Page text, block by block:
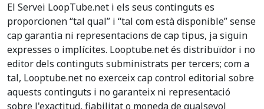
El Servei LoopTube.net i els seus continguts es
proporcionen “tal qual” i “tal com està disponible” sense
cap garantia ni representacions de cap tipus, ja siguin
expresses o implícites. Looptube.net és distribuïdor i no
editor dels continguts subministrats per tercers; com a
tal, Looptube.net no exerceix cap control editorial sobre
aquests continguts i no garanteix ni representació
sobre l'exactitud, fiabilitat o moneda de qualsevol